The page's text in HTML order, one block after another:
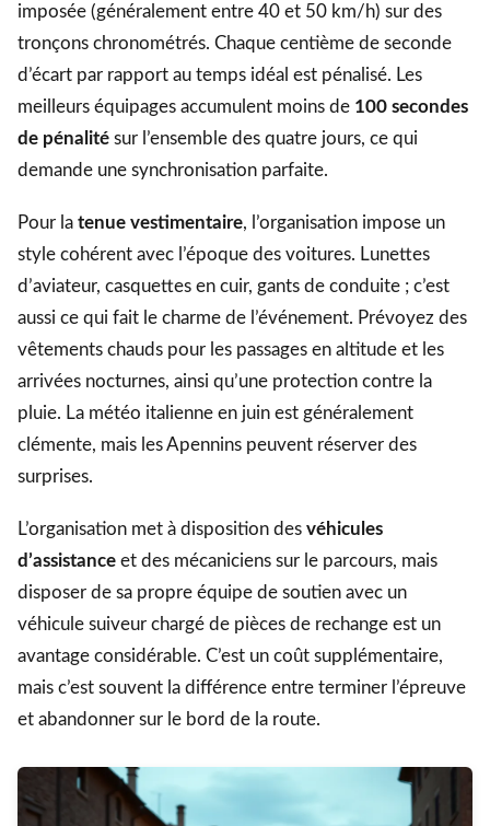
imposée (généralement entre 40 et 50 km/h) sur des
tronçons chronométrés. Chaque centième de seconde
d’écart par rapport au temps idéal est pénalisé. Les
meilleurs équipages accumulent moins de 100 secondes
de pénalité sur l’ensemble des quatre jours, ce qui
demande une synchronisation parfaite.
Pour la tenue vestimentaire, l’organisation impose un
style cohérent avec l’époque des voitures. Lunettes
d’aviateur, casquettes en cuir, gants de conduite ; c’est
aussi ce qui fait le charme de l’événement. Prévoyez des
vêtements chauds pour les passages en altitude et les
arrivées nocturnes, ainsi qu’une protection contre la
pluie. La météo italienne en juin est généralement
clémente, mais les Apennins peuvent réserver des
surprises.
L’organisation met à disposition des véhicules
d’assistance et des mécaniciens sur le parcours, mais
disposer de sa propre équipe de soutien avec un
véhicule suiveur chargé de pièces de rechange est un
avantage considérable. C’est un coût supplémentaire,
mais c’est souvent la différence entre terminer l’épreuve
et abandonner sur le bord de la route.